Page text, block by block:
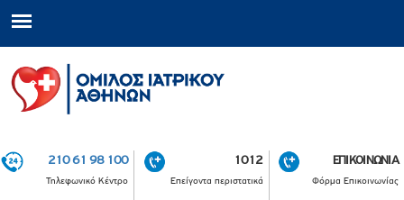
210 61 98 100
Τηλεφωνικό Κέντρο
1012
Επείγοντα περιστατικά
ΕΠΙΚΟΙΝΩΝΙΑ
Φόρμα Επικοινωνίας